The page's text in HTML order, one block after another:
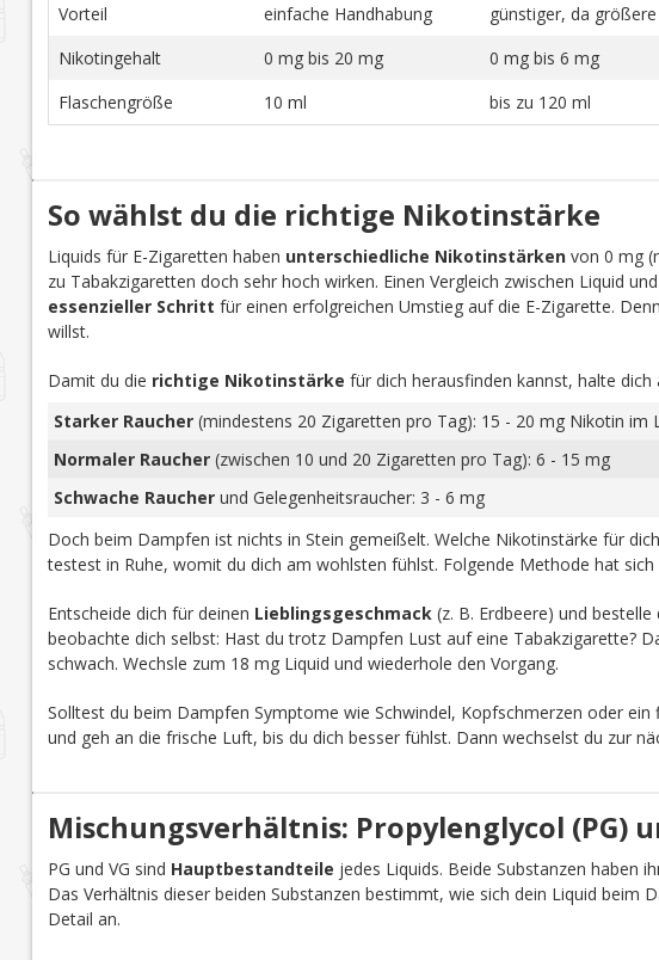
Vorteil
einfache Handhabung günstiger, da
Nikotingehalt
0 mg bis 20 mg 0 mg bis 6 mg
Flaschengröße
10 ml bis zu 120 ml
So wählst du die richtige Nikotinstärke
Liquids für E-Zigaretten haben unterschiedliche Nikotinstärkenvon 0 mg
zu Tabakzigaretten doch sehr hoch wirken. Einen Vergleich zwischen Liquid
essenzieller Schritt für einen erfolgreichen Umstieg auf die E-Zigarette.
willst.
Damit du die richtige Nikotinstärke für dich herausfinden kannst, halte dich
Starker Raucher(mindestens 20 Zigaretten pro Tag): 15 - 20 mg Nikotin im
Normaler Raucher(zwischen 10 und 20 Zigaretten pro Tag): 6 - 15 mg
Schwache Raucherund Gelegenheitsraucher: 3 - 6 mg
Doch beim Dampfen ist nichts in Stein gemeißelt. Welche Nikotinstärke für
testest in Ruhe, womit du dich am wohlsten fühlst. Folgende Methode hat
Entscheide dich für deinen Lieblingsgeschmack(z. B. Erdbeere) und bestelle
beobachte dich selbst: Hast du trotz Dampfen Lust auf eine Tabakzigarette?
schwach. Wechsle zum 18 mg Liquid und wiederhole den Vorgang.
Solltest du beim Dampfen Symptome wie Schwindel, Kopfschmerzen oder
und geh an die frische Luft, bis du dich besser fühlst. Dann wechselst du zur
Mischungsverhältnis: Propylenglycol (PG)
PG und VG sind Hauptbestandteile jedes Liquids. Beide Substanzen haben
Das Verhältnis dieser beiden Substanzen bestimmt, wie sich dein Liquid beim
Detail an.